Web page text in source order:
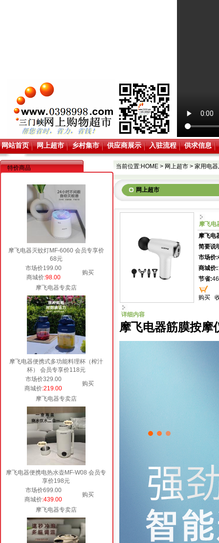
网站首页 网上超市 乡村集市 供应商展示 入驻流程 供求信息
特价商品
摩飞电器灭蚊灯MF-6060 会员专享价
68元
市场价199.00
购买
商城价:98.00
摩飞电器专卖店
摩飞电器便携式多功能料理杯（榨汁
杯） 会员专享价118元
市场价329.00
购买
商城价:219.00
摩飞电器专卖店
摩飞电器便携电热水壶MF-W08 会员专
享价198元
市场价699.00
购买
商城价:439.00
摩飞电器专卖店
当前位置:HOME > 网上超市 > 家用电
网上超市
摩飞电
摩飞电
简要说
市场价:
商城价:
节省:
购买
详细内容
摩飞电器筋膜按